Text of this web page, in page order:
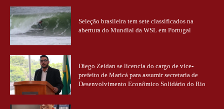
Seleção brasileira tem sete classificados na
abertura do Mundial da WSL em Portugal
Diego Zeidan se licencia do cargo de vice-
prefeito de Maricá para assumir secretaria de
Desenvolvimento Econômico Solidário do Rio